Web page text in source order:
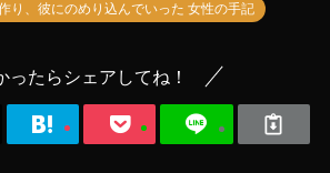
り、彼にのめり込んでいった 女性の手記
ったらシェアしてね！